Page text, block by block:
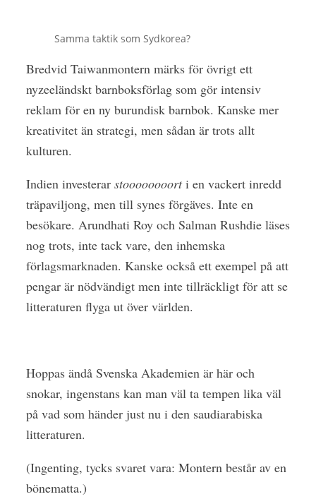
Samma taktik som Sydkorea?
Bredvid Taiwanmontern märks för övrigt ett
nyzeeländskt barnboksförlag som gör intensiv
reklam för en ny burundisk barnbok. Kanske mer
kreativitet än strategi, men sådan är trots allt
kulturen.
Indien investerar stoooooooorti en vackert inredd
träpaviljong, men till synes förgäves. Inte en
besökare. Arundhati Roy och Salman Rushdie läses
nog trots, inte tack vare, den inhemska
förlagsmarknaden. Kanske också ett exempel på att
pengar är nödvändigt men inte tillräckligt för att se
litteraturen flyga ut över världen.
Hoppas ändå Svenska Akademien är här och
snokar, ingenstans kan man väl ta tempen lika väl
på vad som händer just nu i den saudiarabiska
litteraturen.
(Ingenting, tycks svaret vara: Montern består av en
bönematta.)